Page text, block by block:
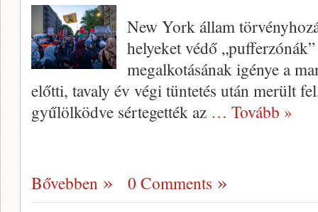
New York állam
helyeket védő
megalkotásának igénye a
előtti, tavaly év végi tüntetés után merült
gyűlölködve sértegették az … Tovább »
Bővebben 0 Comments